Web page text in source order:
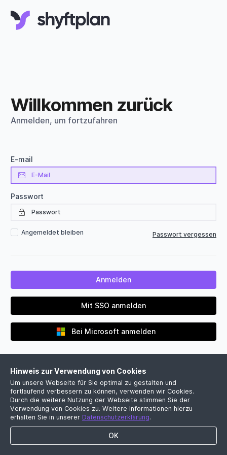
Willkommen zurück
Anmelden, um fortzufahren
E-mail
Passwort
Angemeldet bleiben Passwort vergessen
Mit SSO anmelden
Bei Microsoft anmelden
Noch kein Firmenkonto?
Jetzt kostenlose Demo vereinbaren
Hinweis zur Verwendung von Cookies
Um unsere Webseite für Sie optimal zu gestalten und
fortlaufend verbessern zu können, verwenden wir Cookies.
Durch die weitere Nutzung der Webseite stimmen Sie der
Verwendung von Cookies zu. Weitere Informationen hierzu
erhalten Sie in unserer Datenschutzerklärung.
OK